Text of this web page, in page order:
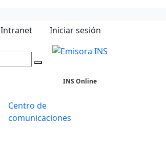
Intranet Iniciar sesión
INS Online
Centro de
comunicaciones